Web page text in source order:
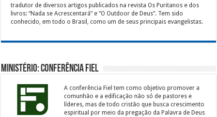
tradutor de diversos artigos publicados na revista Os Puritanos e dos
livros: “Nada se Acrescentará” e ”O Outdoor de Deus”. Tem sido
conhecido, em todo o Brasil, como um de seus principais evangelistas.
Ministério: Conferência Fiel
A conferência Fiel tem como objetivo promover a
comunhão e a edificação não só de pastores e
líderes, mas de todo cristão que busca crescimento
espiritual por meio da pregação da Palavra de Deus